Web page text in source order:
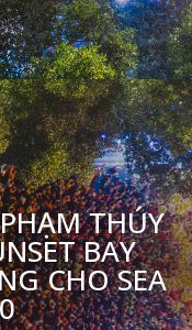
THÚY
BAY
CHO SEA